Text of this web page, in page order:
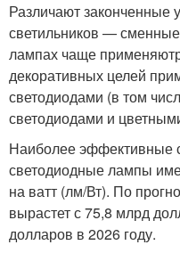
Различают законченные
светильников —
лампах чаще
декоративных целей
светодиодами (в том
светодиодами и
Наиболее эффективные
светодиодные лампы
на ватт (лм/Вт). По
вырастет с 75,8 млрд
долларов в 2026 году.